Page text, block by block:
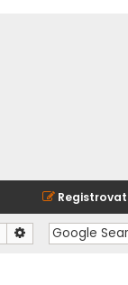
Registrovat
Hledat Pokročilé hledání